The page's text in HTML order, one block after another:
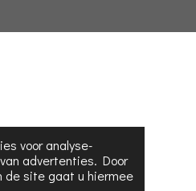
voor analyse-
advertenties. Door
de site gaat u hiermee